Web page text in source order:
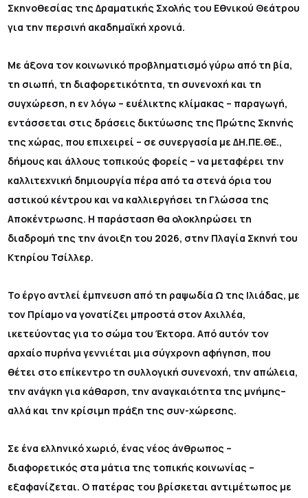
Σκηνοθεσίας της Δραματικής Σχολής του Εθνικού Θεάτρου
για την περσινή ακαδημαϊκή χρονιά.
Με άξονα τον κοινωνικό προβληματισμό γύρω από τη βία,
τη σιωπή, τη διαφορετικότητα, τη συνενοχή και τη
συγχώρεση, η εν λόγω – ευέλικτης κλίμακας – παραγωγή,
εντάσσεται στις δράσεις δικτύωσης της Πρώτης Σκηνής
της χώρας, που επιχειρεί – σε συνεργασία με ΔΗ.ΠΕ.ΘΕ.,
δήμους και άλλους τοπικούς φορείς – να μεταφέρει την
καλλιτεχνική δημιουργία πέρα από τα στενά όρια του
αστικού κέντρου και να καλλιεργήσει τη Γλώσσα της
Αποκέντρωσης. Η παράσταση θα ολοκληρώσει τη
διαδρομή της την άνοιξη του 2026, στην Πλαγία Σκηνή του
Κτηρίου Τσίλλερ.
Το έργο αντλεί έμπνευση από τη ραψωδία Ω της Ιλιάδας, με
τον Πρίαμο να γονατίζει μπροστά στον Αχιλλέα,
ικετεύοντας για το σώμα του Έκτορα. Από αυτόν τον
αρχαίο πυρήνα γεννιέται μια σύγχρονη αφήγηση, που
θέτει στο επίκεντρο τη συλλογική συνενοχή, την απώλεια,
την ανάγκη για κάθαρση, την αναγκαιότητα της μνήμης–
αλλά και την κρίσιμη πράξη της συν-χώρεσης.
Σε ένα ελληνικό χωριό, ένας νέος άνθρωπος –
διαφορετικός στα μάτια της τοπικής κοινωνίας –
εξαφανίζεται. Ο πατέρας του βρίσκεται αντιμέτωπος με